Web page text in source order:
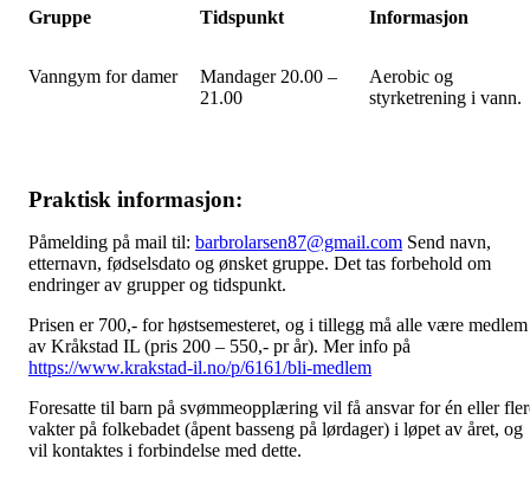
Gruppe Tidspunkt Informasjon
Vanngym for damer
Mandager 20.00 –
21.00
Aerobic og
styrketrening i vann.
Praktisk informasjon:
Påmelding på mail til: barbrolarsen87@gmail.com Send navn,
etternavn, fødselsdato og ønsket gruppe. Det tas forbehold om
endringer av grupper og tidspunkt.
Prisen er 700,- for høstsemesteret, og i tillegg må alle være medlem
av Kråkstad IL (pris 200 – 550,- pr år). Mer info på
https://www.krakstad-il.no/p/6161/bli-medlem
Foresatte til barn på svømmeopplæring vil få ansvar for én eller
vakter på folkebadet (åpent basseng på lørdager) i løpet av året, og
vil kontaktes i forbindelse med dette.